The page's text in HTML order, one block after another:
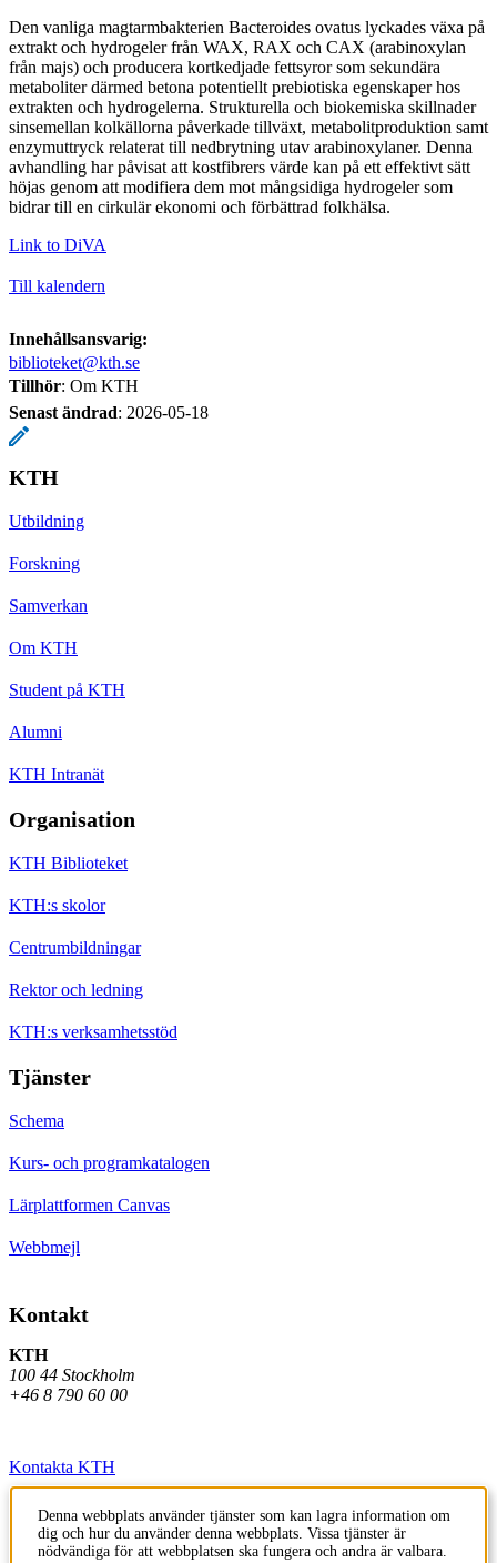
Den vanliga magtarmbakterien Bacteroides ovatus lyckades växa på
extrakt och hydrogeler från WAX, RAX och CAX (arabinoxylan
från majs) och producera kortkedjade fettsyror som sekundära
metaboliter därmed betona potentiellt prebiotiska egenskaper hos
extrakten och hydrogelerna. Strukturella och biokemiska skillnader
sinsemellan kolkällorna påverkade tillväxt, metabolitproduktion samt
enzymuttryck relaterat till nedbrytning utav arabinoxylaner. Denna
avhandling har påvisat att kostfibrers värde kan på ett effektivt sätt
höjas genom att modifiera dem mot mångsidiga hydrogeler som
bidrar till en cirkulär ekonomi och förbättrad folkhälsa.
Link to DiVA
Till kalendern
Innehållsansvarig:
biblioteket@kth.se
Tillhör: Om KTH
Senast ändrad: 2026-05-18
KTH
Utbildning
Forskning
Samverkan
Om KTH
Student på KTH
Alumni
KTH Intranät
Organisation
KTH Biblioteket
KTH:s skolor
Centrumbildningar
Rektor och ledning
KTH:s verksamhetsstöd
Tjänster
Schema
Kurs- och programkatalogen
Lärplattformen Canvas
Webbmejl
Kontakt
KTH
100 44 Stockholm
+46 8 790 60 00
Kontakta KTH
Jobba på KTH
Press och media
Denna webbplats använder tjänster som kan lagra information om
dig och hur du använder denna webbplats. Vissa tjänster är
nödvändiga för att webbplatsen ska fungera och andra är valbara.